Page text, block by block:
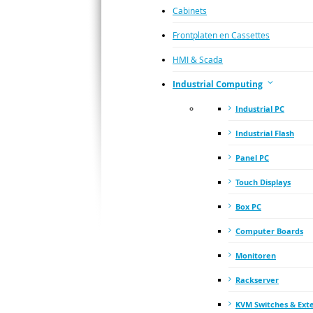
Cabinets
Frontplaten en Cassettes
HMI & Scada
Industrial Computing
Industrial PC
Industrial Flash
Panel PC
Touch Displays
Box PC
Computer Boards
Monitoren
Rackserver
KVM Switches &